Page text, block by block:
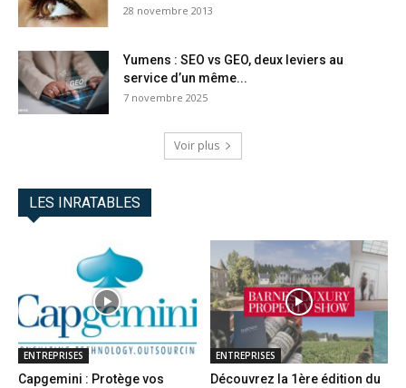
28 novembre 2013
Yumens : SEO vs GEO, deux leviers au
service d’un même...
7 novembre 2025
Voir plus
LES INRATABLES
ENTREPRISES
Capgemini : Protège vos
ENTREPRISES
Découvrez la 1ère édition du